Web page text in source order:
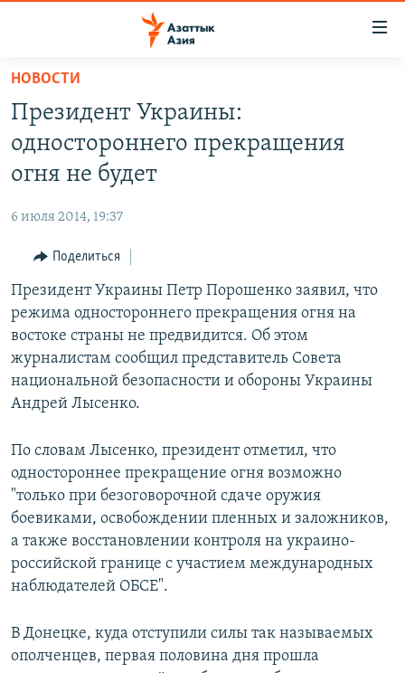
Вернуться
основному
содержанию
главной
Вернутся
поиску
КАЗАХСТАН
КЫРГЫЗСТАН
ТАДЖИКИСТАН
НОВОСТИ
ВОЙНА В УКРАИНЕ
КЫРГЫЗЧА
ЎЗБЕКЧА
TÜRKMENÇE
Все сайты РСЕ/РС
НОВОСТИ
Президент Украины:
одностороннего прекращения
огня не будет
6 июля 2014, 19:37
Поделиться
Президент Украины Петр Порошенко заявил, что
режима одностороннего прекращения огня на
востоке страны не предвидится. Об этом
журналистам сообщил представитель Совета
национальной безопасности и обороны Украины
Андрей Лысенко.
По словам Лысенко, президент отметил, что
одностороннее прекращение огня возможно
"только при безоговорочной сдаче оружия
боевиками, освобождении пленных и заложников,
а также восстановлении контроля на украино-
российской границе с участием международных
наблюдателей ОБСЕ".
В Донецке, куда отступили силы так называемых
ополченцев, первая половина дня прошла